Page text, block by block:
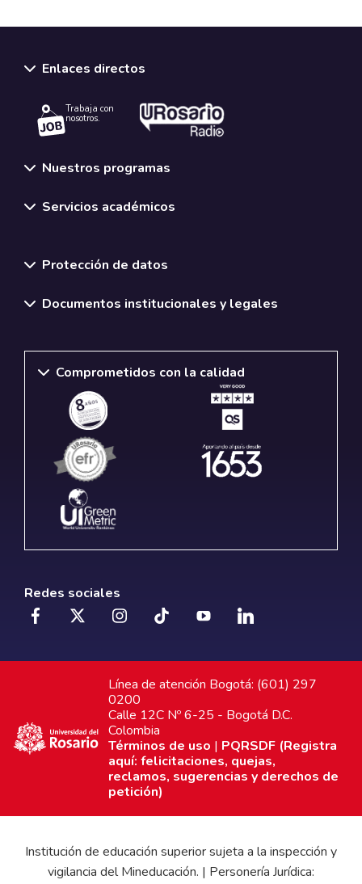
Enlaces directos
Trabaja con
nosotros.
Nuestros programas
Servicios académicos
Protección de datos
Documentos institucionales y legales
Comprometidos con la calidad
Redes sociales
Línea de atención Bogotá: (601) 297
0200
Calle 12C Nº 6-25 - Bogotá D.C.
Colombia
Términos de uso | PQRSDF (Registra
aquí: felicitaciones, quejas,
reclamos, sugerencias y derechos de
petición)
Institución de educación superior sujeta a la inspección y
vigilancia del Mineducación. | Personería Jurídica: